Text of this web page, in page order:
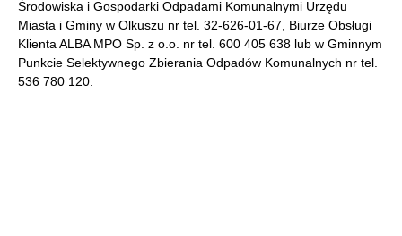
Środowiska i Gospodarki Odpadami Komunalnymi Urzędu
Miasta i Gminy w Olkuszu nr tel. 32-626-01-67, Biurze Obsługi
Klienta ALBA MPO Sp. z o.o. nr tel. 600 405 638 lub w Gminnym
Punkcie Selektywnego Zbierania Odpadów Komunalnych nr tel.
536 780 120.